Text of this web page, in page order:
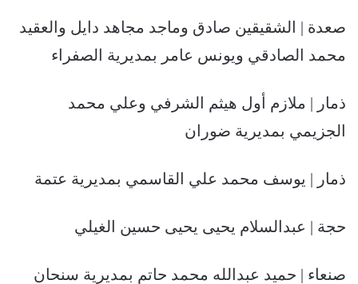
صعدة | الشقيقين صادق وماجد مجاهد دايل والعقيد
محمد الصادقي ويونس عامر بمديرية الصفراء
ذمار | ملازم أول هيثم الشرفي وعلي محمد
الجزيمي بمديرية ضوران
ذمار | يوسف محمد علي القاسمي بمديرية عتمة
حجة | عبدالسلام يحيى يحيى حسين الغيلي
صنعاء | حميد عبدالله محمد حاتم بمديرية سنحان